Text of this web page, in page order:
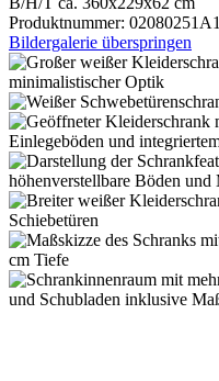
Produktnummer: 02080251A1
Bildergalerie überspringen